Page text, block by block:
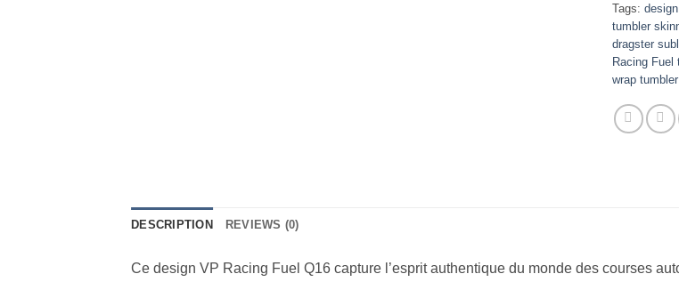
Tags:
tumbler
dragster
Racing Fuel
wrap
DESCRIPTION REVIEWS (0)
Ce design VP Racing Fuel Q16 capture l’esprit authentique du monde des courses